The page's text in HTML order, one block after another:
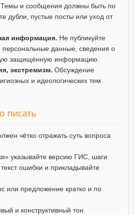
Темы и сообщения должны быть по
дубли, пустые посты или уход от
информация. Не публикуйте
персональные данные, сведения о
защищённую информацию.
экстремизм. Обсуждение
и идеологических тем
писать
чётко отражать суть вопроса
указывайте версию ГИС, шаги
ошибки и прикладывайте
или предложение кратко и по
и конструктивный тон.